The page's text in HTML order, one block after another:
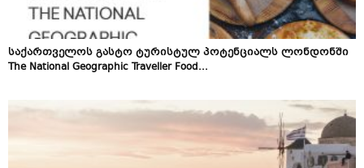
საქართველოს გასტო ტურისტულ პოტენციალს ლონდონში
The National Geographic Traveller Food...